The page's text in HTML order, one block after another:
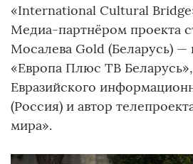
«International Cultural
Медиа-партнёром проекта
Мосалева Gold (Беларусь) —
«Европа Плюс ТВ
Евразийского
(Россия) и автор
мира».